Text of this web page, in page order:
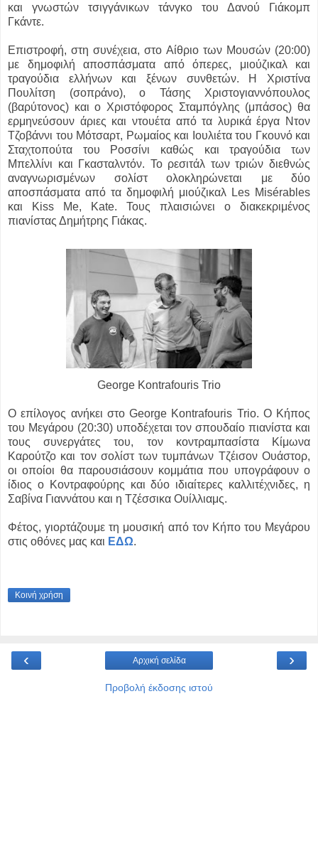
και γνωστών τσιγγάνικων τάνγκο του Δανού Γιάκομπ
Γκάντε.
Επιστροφή, στη συνέχεια, στο Αίθριο των Μουσών (20:00)
με δημοφιλή αποσπάσματα από όπερες, μιούζικαλ και
τραγούδια ελλήνων και ξένων συνθετών. Η Χριστίνα
Πουλίτση (σοπράνο), ο Τάσης Χριστογιαννόπουλος
(βαρύτονος) και ο Χριστόφορος Σταμπόγλης (μπάσος) θα
ερμηνεύσουν άριες και ντουέτα από τα λυρικά έργα Ντον
Τζοβάννι του Μότσαρτ, Ρωμαίος και Ιουλιέτα του Γκουνό και
Σταχτοπούτα του Ροσσίνι καθώς και τραγούδια των
Μπελλίνι και Γκασταλντόν. To ρεσιτάλ των τριών διεθνώς
αναγνωρισμένων σολίστ ολοκληρώνεται με δύο
αποσπάσματα από τα δημοφιλή μιούζικαλ Les Misérables
και Kiss Me, Kate. Τους πλαισιώνει ο διακεκριμένος
πιανίστας Δημήτρης Γιάκας.
George Kontrafouris Trio
Ο επίλογος ανήκει στο George Kontrafouris Trio. Ο Κήπος
του Μεγάρου (20:30) υποδέχεται τον σπουδαίο πιανίστα και
τους συνεργάτες του, τον κοντραμπασίστα Κίμωνα
Καρούτζο και τον σολίστ των τυμπάνων Τζέισον Ουάστορ,
οι οποίοι θα παρουσιάσουν κομμάτια που υπογράφουν ο
ίδιος ο Κοντραφούρης και δύο ιδιαίτερες καλλιτέχνιδες, η
Σαβίνα Γιαννάτου και η Τζέσσικα Ουίλλιαμς.
Φέτος, γιορτάζουμε τη μουσική από τον Κήπο του Μεγάρου
στις οθόνες μας και ΕΔΩ.
Κοινή χρήση
‹ ›
Αρχική σελίδα
Προβολή έκδοσης ιστού